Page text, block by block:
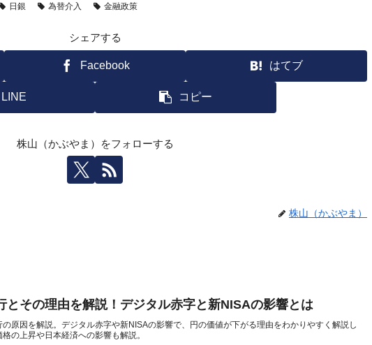
日銀 為替介入 金融政策
シェアする
Facebook はてブ
LINE コピー
株山（かぶやま）をフォローする
株山（かぶやま）
とその理由を解説！デジタル赤字と新NISAの影響とは
の原因を解説。デジタル赤字や新NISAの影響で、円の価値が下がる理由をわかりやすく解説し
の上昇や日本経済への影響も解説。